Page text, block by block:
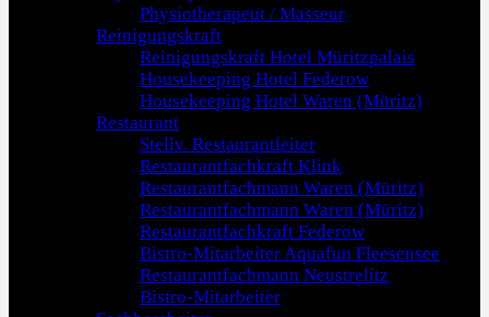
Physiotherapeut / Masseur
Reinigungskraft
Reinigungskraft Hotel Müritzpalais
Housekeeping Hotel Federow
Housekeeping Hotel Waren (Müritz)
Restaurant
Stellv. Restaurantleiter
Restaurantfachkraft Klink
Restaurantfachmann Waren (Müritz)
Restaurantfachmann Waren (Müritz)
Restaurantfachkraft Federow
Bistro-Mitarbeiter Aquafun Fleesensee
Restaurantfachmann Neustrelitz
Bistro-Mitarbeiter